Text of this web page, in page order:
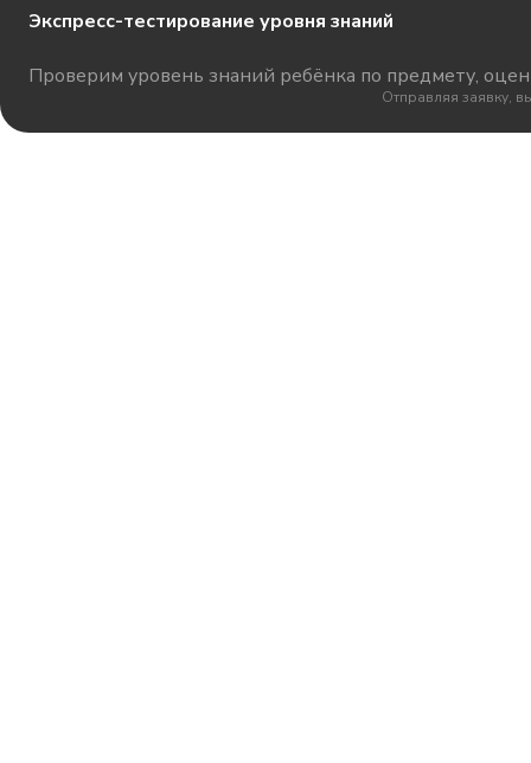
Экспресс-тестирование уровня знаний
Проверим уровень знаний ребёнка по предмету,
Отправляя заявку,